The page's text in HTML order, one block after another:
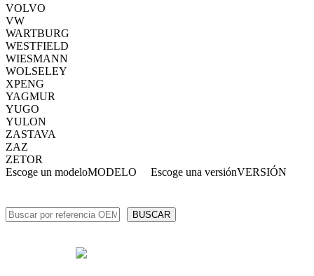
VOLVO
VW
WARTBURG
WESTFIELD
WIESMANN
WOLSELEY
XPENG
YAGMUR
YUGO
YULON
ZASTAVA
ZAZ
ZETOR
Escoge un modeloMODELO Escoge una versiónVERSIÓN